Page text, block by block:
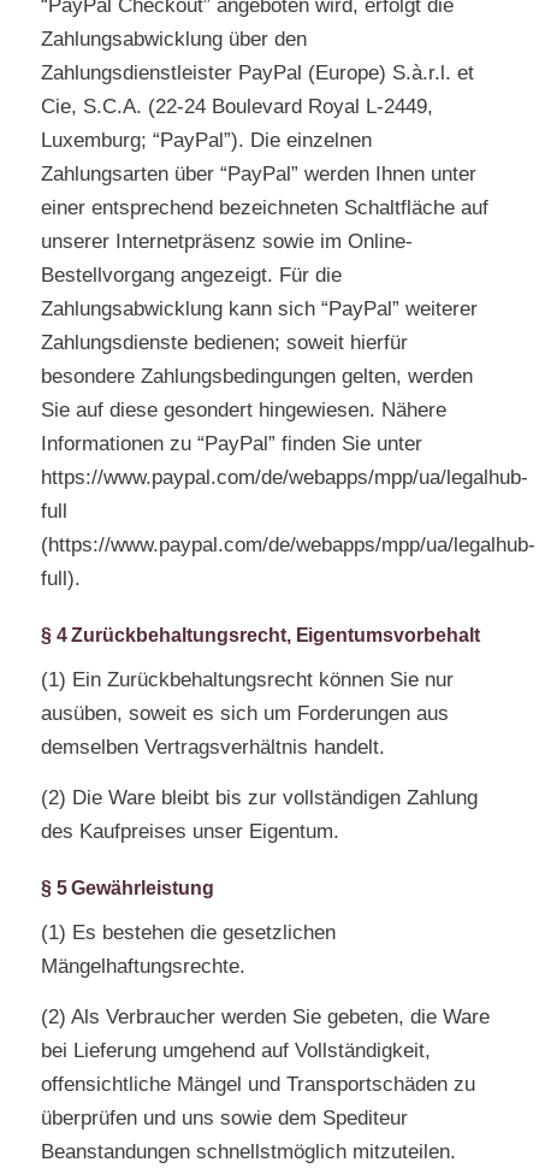
“PayPal Checkout” angeboten wird, erfolgt die
Zahlungsabwicklung über den
Zahlungsdienstleister PayPal (Europe) S.à.r.l. et
Cie, S.C.A. (22-24 Boulevard Royal L-2449,
Luxemburg; “PayPal”). Die einzelnen
Zahlungsarten über “PayPal” werden Ihnen unter
einer entsprechend bezeichneten Schaltfläche auf
unserer Internetpräsenz sowie im Online-
Bestellvorgang angezeigt. Für die
Zahlungsabwicklung kann sich “PayPal” weiterer
Zahlungsdienste bedienen; soweit hierfür
besondere Zahlungsbedingungen gelten, werden
Sie auf diese gesondert hingewiesen. Nähere
Informationen zu “PayPal” finden Sie unter
https://www.paypal.com/de/webapps/mpp/ua/legalhub-
full
(https://www.paypal.com/de/webapps/mpp/ua/legalhub-
full).
§ 4 Zurückbehaltungsrecht, Eigentumsvorbehalt
(1) Ein Zurückbehaltungsrecht können Sie nur
ausüben, soweit es sich um Forderungen aus
demselben Vertragsverhältnis handelt.
(2) Die Ware bleibt bis zur vollständigen Zahlung
des Kaufpreises unser Eigentum.
§ 5 Gewährleistung
(1) Es bestehen die gesetzlichen
Mängelhaftungsrechte.
(2) Als Verbraucher werden Sie gebeten, die Ware
bei Lieferung umgehend auf Vollständigkeit,
offensichtliche Mängel und Transportschäden zu
überprüfen und uns sowie dem Spediteur
Beanstandungen schnellstmöglich mitzuteilen.